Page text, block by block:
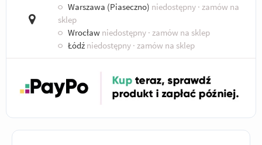
○ Warszawa (Piaseczno) niedostępny · zamów na
sklep
○ Wrocław niedostępny · zamów na sklep
○ Łódź niedostępny · zamów na sklep